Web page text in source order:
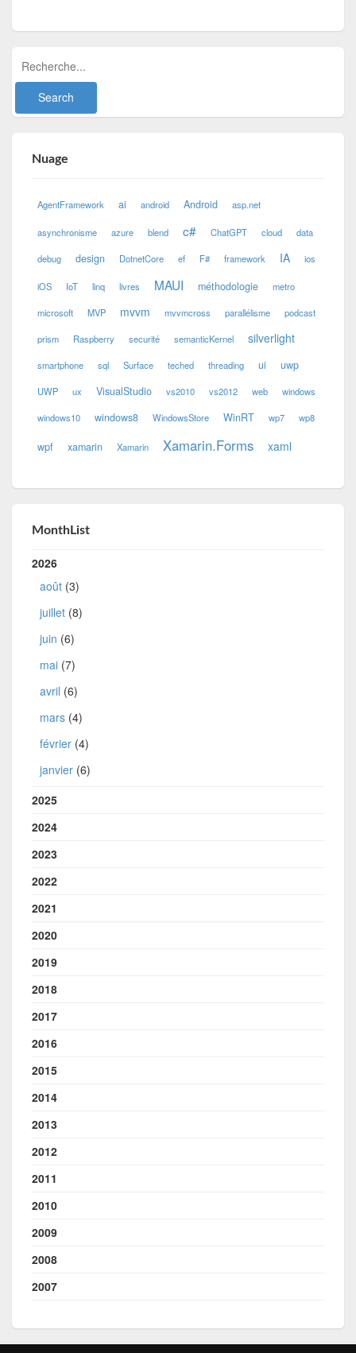
Nuage
AgentFramework ai android Android asp.net
asynchronisme azure blend c# ChatGPT cloud data
debug design DotnetCore ef F# framework IA ios
iOS IoT linq livres MAUI méthodologie metro
microsoft MVP mvvm mvvmcross parallélisme podcast
prism Raspberry securité semanticKernel silverlight
smartphone sql Surface teched threading ui uwp
UWP ux VisualStudio vs2010 vs2012 web windows
windows10 windows8 WindowsStore WinRT wp7 wp8
wpf xamarin Xamarin Xamarin.Forms xaml
MonthList
2026
août (3)
juillet (8)
juin (6)
mai (7)
avril (6)
mars (4)
février (4)
janvier (6)
2025
2024
2023
2022
2021
2020
2019
2018
2017
2016
2015
2014
2013
2012
2011
2010
2009
2008
2007